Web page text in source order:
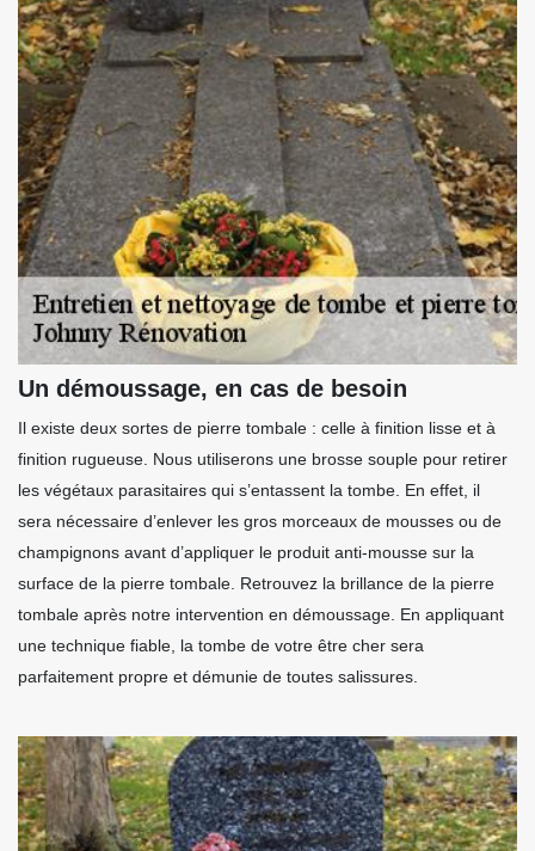
Un démoussage, en cas de besoin
Il existe deux sortes de pierre tombale : celle à finition lisse et à
finition rugueuse. Nous utiliserons une brosse souple pour retirer
les végétaux parasitaires qui s’entassent la tombe. En effet, il
sera nécessaire d’enlever les gros morceaux de mousses ou de
champignons avant d’appliquer le produit anti-mousse sur la
surface de la pierre tombale. Retrouvez la brillance de la pierre
tombale après notre intervention en démoussage. En appliquant
une technique fiable, la tombe de votre être cher sera
parfaitement propre et démunie de toutes salissures.